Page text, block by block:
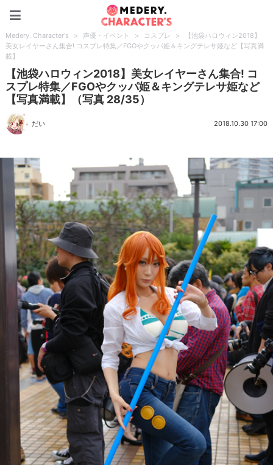
Medery. Character's > 声優・イベント > コスプレ >
【池袋ハロウィン2018】
美女レイヤーさん集合! コスプレ特集／FGOやクッパ姫＆キングテレサ姫など【写真満
載】
【池袋ハロウィン2018】美女レイヤーさん集合! コ
スプレ特集／FGOやクッパ姫＆キングテレサ姫など
【写真満載】（写真 28/35）
だい 2018.10.30 17:00